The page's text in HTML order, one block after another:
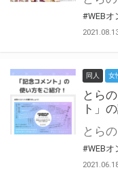
#WEBオ
同人 女
とら
ト」
#WEBオ